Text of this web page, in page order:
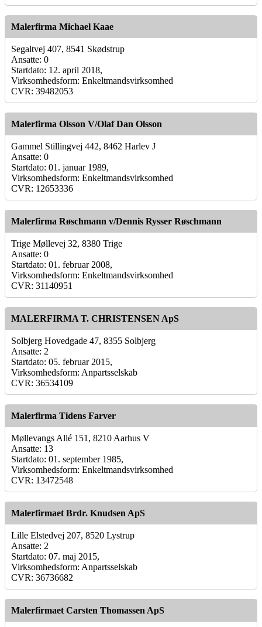
Malerfirma Michael Kaae
Segaltvej 407, 8541 Skødstrup
Ansatte: 0
Startdato: 12. april 2018,
Virksomhedsform: Enkeltmandsvirksomhed
CVR: 39482053
Malerfirma Olsson V/Olaf Dan Olsson
Gammel Stillingvej 442, 8462 Harlev J
Ansatte: 0
Startdato: 01. januar 1989,
Virksomhedsform: Enkeltmandsvirksomhed
CVR: 12653336
Malerfirma Røschmann v/Dennis Rysser Røschmann
Trige Møllevej 32, 8380 Trige
Ansatte: 0
Startdato: 01. februar 2008,
Virksomhedsform: Enkeltmandsvirksomhed
CVR: 31140951
MALERFIRMA T. CHRISTENSEN ApS
Solbjerg Hovedgade 47, 8355 Solbjerg
Ansatte: 2
Startdato: 05. februar 2015,
Virksomhedsform: Anpartsselskab
CVR: 36534109
Malerfirma Tidens Farver
Møllevangs Allé 151, 8210 Aarhus V
Ansatte: 13
Startdato: 01. september 1985,
Virksomhedsform: Enkeltmandsvirksomhed
CVR: 13472548
Malerfirmaet Brdr. Knudsen ApS
Lille Elstedvej 207, 8520 Lystrup
Ansatte: 2
Startdato: 07. maj 2015,
Virksomhedsform: Anpartsselskab
CVR: 36736682
Malerfirmaet Carsten Thomassen ApS